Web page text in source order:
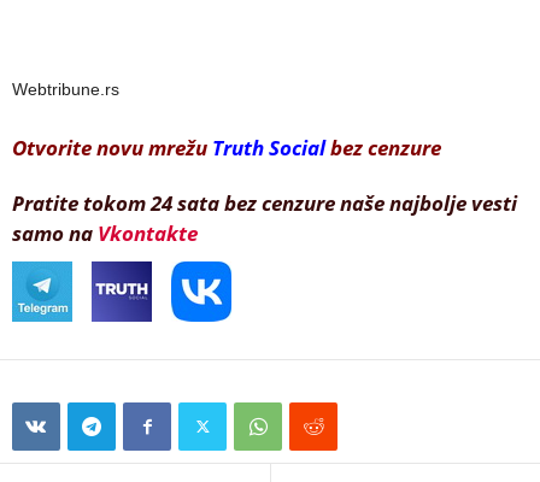
Webtribune.rs
Otvorite novu mrežu Truth Socialbez cenzure
Pratite tokom 24 sata bez cenzure naše najbolje vesti
samo na Vkontakte